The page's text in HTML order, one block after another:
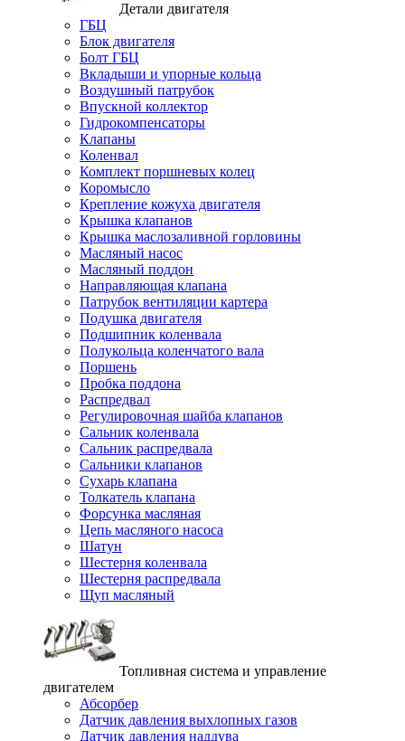
Детали двигателя
ГБЦ
Блок двигателя
Болт ГБЦ
Вкладыши и упорные кольца
Воздушный патрубок
Впускной коллектор
Гидрокомпенсаторы
Клапаны
Коленвал
Комплект поршневых колец
Коромысло
Крепление кожуха двигателя
Крышка клапанов
Крышка маслозаливной горловины
Масляный насос
Масляный поддон
Направляющая клапана
Патрубок вентиляции картера
Подушка двигателя
Подшипник коленвала
Полукольца коленчатого вала
Поршень
Пробка поддона
Распредвал
Регулировочная шайба клапанов
Сальник коленвала
Сальник распредвала
Сальники клапанов
Сухарь клапана
Толкатель клапана
Форсунка масляная
Цепь масляного насоса
Шатун
Шестерня коленвала
Шестерня распредвала
Щуп масляный
Топливная система и управление
двигателем
Абсорбер
Датчик давления выхлопных газов
Датчик давления наддува